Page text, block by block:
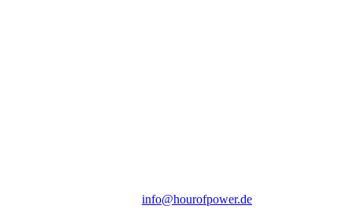
info@hourofpower.de